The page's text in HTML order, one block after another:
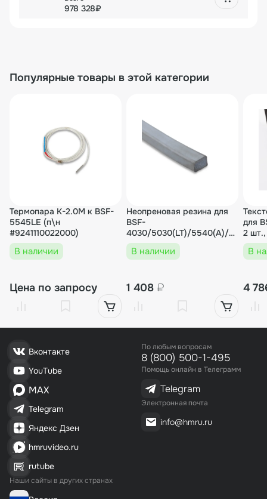
978 328₽
Популярные товары в этой категории
Термопара K-2.0М к BSF-
5545LE (п\н
#9241110022000)
В наличии
Цена по запросу
Неопреновая резина для
BSF-
4030/5030(LT)/5540(А)/7060,
BSL (метражом)
В наличии
1 408 ₽
для
В
4
Вконтакте
YouTube
MAX
Telegram
Яндекс Дзен
hmruvideo.ru
rutube
Наши сайты в других странах
По любым вопросам
8 (800) 500-1-495
Помощь онлайн в Телеграмм
Telegram
Электронная почта
info@hmru.ru